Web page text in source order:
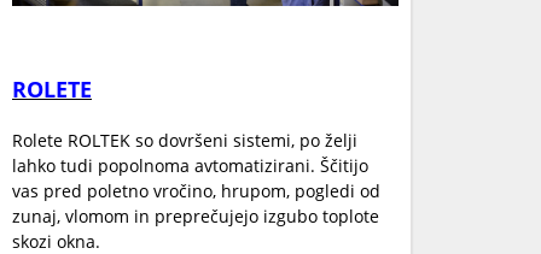
ROLETE
Rolete ROLTEK so dovršeni sistemi, po želji
lahko tudi popolnoma avtomatizirani. Ščitijo
vas pred poletno vročino, hrupom, pogledi od
zunaj, vlomom in preprečujejo izgubo toplote
skozi okna.